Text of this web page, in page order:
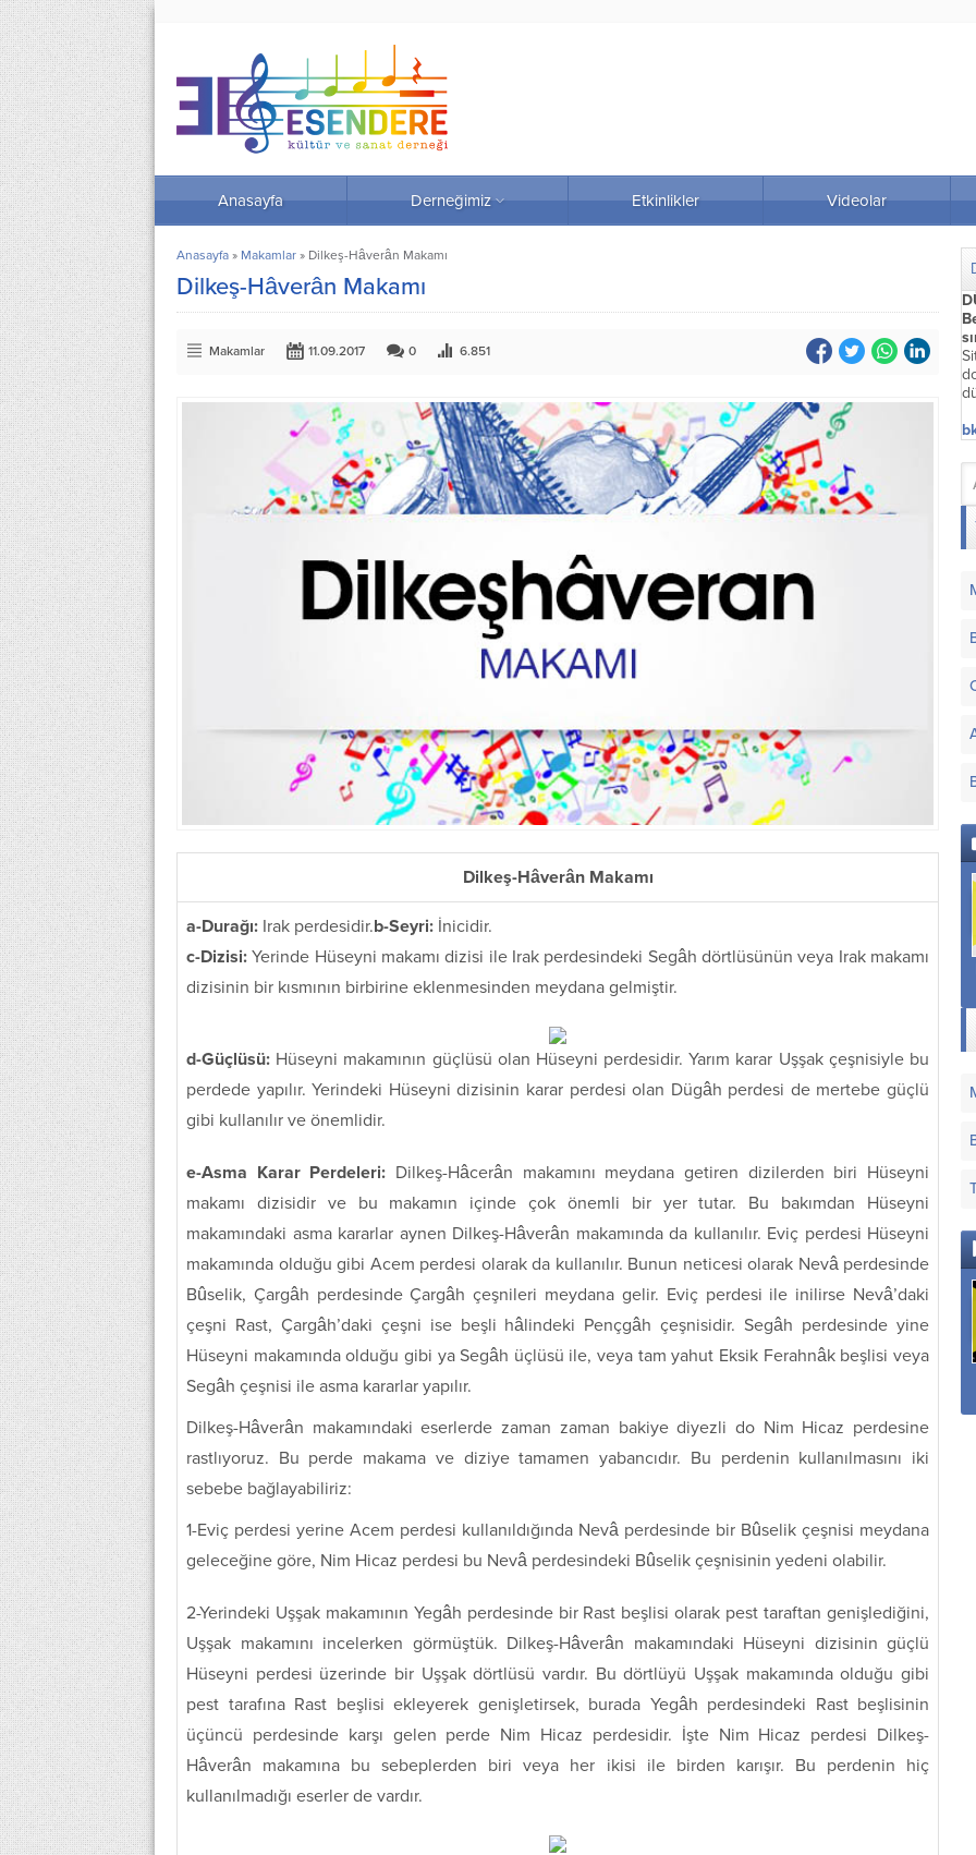
Anasayfa Derneğimiz Etkinlikler Videolar
Anasayfa » Makamlar » Dilkeş-Hâverân Makamı
Dilkeş-Hâverân Makamı
Makamlar 11.09.2017 0 6.851
Dilkeş-Hâverân Makamı
a-Durağı: Irak perdesidir.b-Seyri: İnicidir.
c-Dizisi: Yerinde Hüseyni makamı dizisi ile Irak perdesindeki Segâh dörtlüsünün veya Irak makamı
dizisinin bir kısmının birbirine eklenmesinden meydana gelmiştir.
d-Güçlüsü: Hüseyni makamının güçlüsü olan Hüseyni perdesidir. Yarım karar Uşşak çeşnisiyle bu
perdede yapılır. Yerindeki Hüseyni dizisinin karar perdesi olan Dügâh perdesi de mertebe güçlü
gibi kullanılır ve önemlidir.
e-Asma Karar Perdeleri: Dilkeş-Hâcerân makamını meydana getiren dizilerden biri Hüseyni
makamı dizisidir ve bu makamın içinde çok önemli bir yer tutar. Bu bakımdan Hüseyni
makamındaki asma kararlar aynen Dilkeş-Hâverân makamında da kullanılır. Eviç perdesi Hüseyni
makamında olduğu gibi Acem perdesi olarak da kullanılır. Bunun neticesi olarak Nevâ perdesinde
Bûselik, Çargâh perdesinde Çargâh çeşnileri meydana gelir. Eviç perdesi ile inilirse Nevâ’daki
çeşni Rast, Çargâh’daki çeşni ise beşli hâlindeki Pençgâh çeşnisidir. Segâh perdesinde yine
Hüseyni makamında olduğu gibi ya Segâh üçlüsü ile, veya tam yahut Eksik Ferahnâk beşlisi veya
Segâh çeşnisi ile asma kararlar yapılır.
Dilkeş-Hâverân makamındaki eserlerde zaman zaman bakiye diyezli do Nim Hicaz perdesine
rastlıyoruz. Bu perde makama ve diziye tamamen yabancıdır. Bu perdenin kullanılmasını iki
sebebe bağlayabiliriz:
1-Eviç perdesi yerine Acem perdesi kullanıldığında Nevâ perdesinde bir Bûselik çeşnisi meydana
geleceğine göre, Nim Hicaz perdesi bu Nevâ perdesindeki Bûselik çeşnisinin yedeni olabilir.
2-Yerindeki Uşşak makamının Yegâh perdesinde bir Rast beşlisi olarak pest taraftan genişlediğini,
Uşşak makamını incelerken görmüştük. Dilkeş-Hâverân makamındaki Hüseyni dizisinin güçlü
Hüseyni perdesi üzerinde bir Uşşak dörtlüsü vardır. Bu dörtlüyü Uşşak makamında olduğu gibi
pest tarafına Rast beşlisi ekleyerek genişletirsek, burada Yegâh perdesindeki Rast beşlisinin
üçüncü perdesinde karşı gelen perde Nim Hicaz perdesidir. İşte Nim Hicaz perdesi Dilkeş-
Hâverân makamına bu sebeplerden biri veya her ikisi ile birden karışır. Bu perdenin hiç
kullanılmadığı eserler de vardır.
Buselik Makamı Dügâh Mâye Makamı